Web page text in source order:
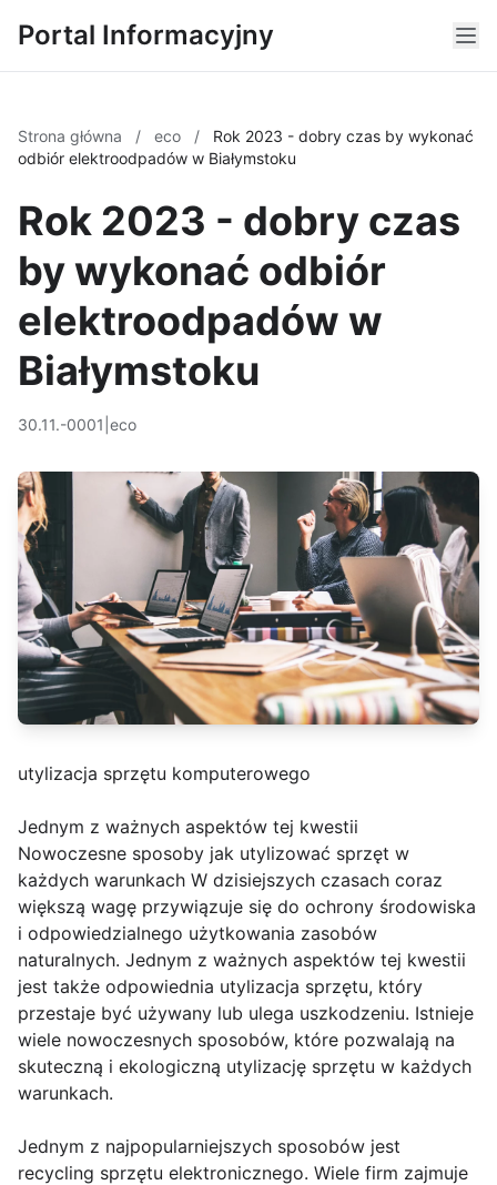
Portal Informacyjny
Strona główna / eco /
Rok 2023 - dobry czas by wykonać
odbiór elektroodpadów w Białymstoku
Rok 2023 - dobry czas
by wykonać odbiór
elektroodpadów w
Białymstoku
30.11.-0001 eco
utylizacja sprzętu komputerowego
Jednym z ważnych aspektów tej kwestii
Nowoczesne sposoby jak utylizować sprzęt w
każdych warunkach W dzisiejszych czasach coraz
większą wagę przywiązuje się do ochrony środowiska
i odpowiedzialnego użytkowania zasobów
naturalnych. Jednym z ważnych aspektów tej kwestii
jest także odpowiednia utylizacja sprzętu, który
przestaje być używany lub ulega uszkodzeniu. Istnieje
wiele nowoczesnych sposobów, które pozwalają na
skuteczną i ekologiczną utylizację sprzętu w każdych
warunkach.
Jednym z najpopularniejszych sposobów jest
recycling sprzętu elektronicznego. Wiele firm zajmuje